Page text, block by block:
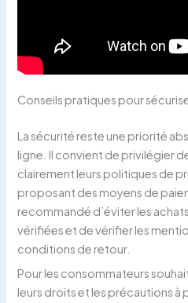
Conseils pratiques pour
La sécurité reste une priorité
ligne. Il convient de privilégier
clairement leurs politiques de
proposant des moyens de
recommandé d’éviter les
vérifiées et de vérifier les
conditions de retour.
Pour les consommateurs
leurs droits et les précautions à